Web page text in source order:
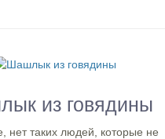
из говядины
нет таких людей, которые не